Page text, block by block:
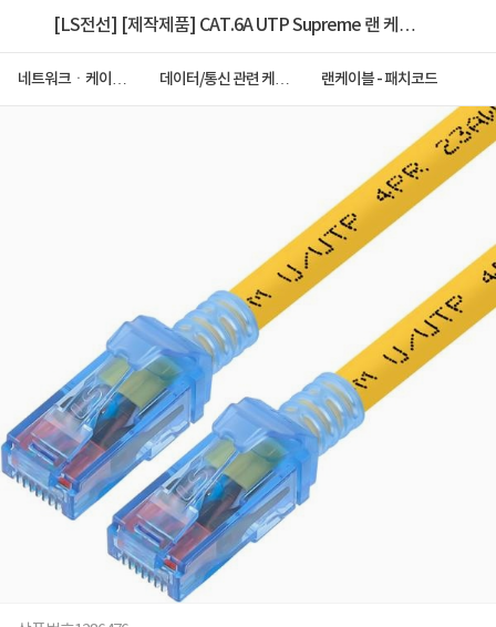
[LS전선] [제작제품] CAT.6A UTP Supreme 랜 케이
네트워크ㆍ케이블
데이터/통신 관련 케이
랜케이블 - 패치코드